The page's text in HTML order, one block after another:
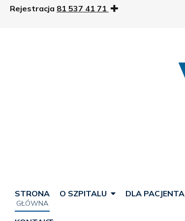
Rejestracja 81 537 41 71
STRONA
GŁÓWNA
O SZPITALU DLA PACJENTA